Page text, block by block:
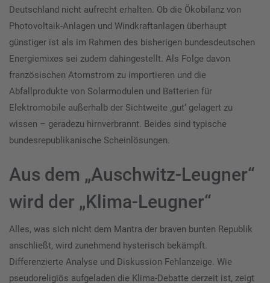
Deutschland nicht aufrecht erhalten. Ob die Ökobilanz von
Photovoltaik-Anlagen und Windkraftanlagen überhaupt
günstiger ist als im Rahmen des bisherigen bundesdeutschen
Energiemixes sei zudem dahingestellt. Als Folge davon
französischen Atomstrom zu importieren und die
Abfallprodukte von Solarmodulen und Batterien für
Elektromobile außerhalb der Sichtweite ‚gut‘ gelagert zu
wissen – geradezu hirnverbrannt. Beides sind typische
bundesrepublikanische Scheinlösungen.
Aus dem „Auschwitz-Leugner“
wird der „Klima-Leugner“
Alles, was sich nicht dem Mantra der braven bunten Republik
anschließt, wird zunehmend hysterisch bekämpft.
Differenzierte Analyse und Diskussion Fehlanzeige. Wie
pseudoreligiös aufgeladen die Klima-Debatte derzeit ist, zeigt